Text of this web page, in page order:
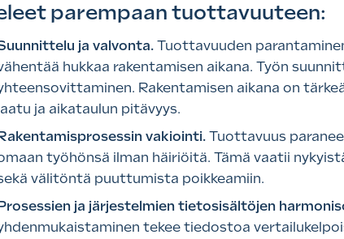
parempaan tuottavuuteen:
ja valvonta. Tuottavuuden
hukkaa rakentamisen aikana. Työn
Rakentamisen aikana on
ja aikataulun pitävyys.
vakiointi. Tuottavuus
työhönsä ilman häiriöitä. Tämä vaatii
välitöntä puuttumista poikkeamiin.
ja järjestelmien tietosisältöjen
tekee tiedostoa